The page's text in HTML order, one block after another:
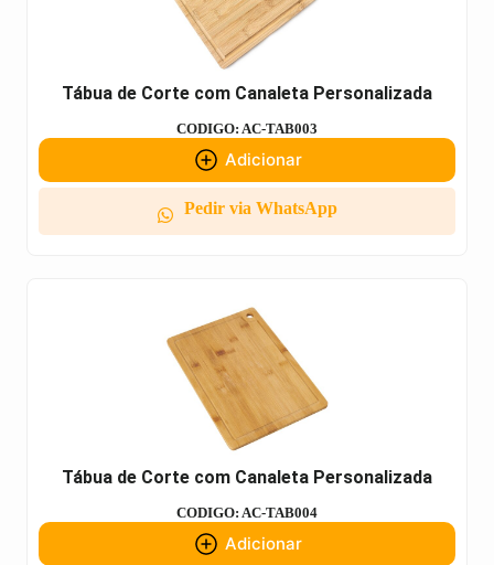
Tábua de Corte com Canaleta Personalizada
CODIGO: AC-TAB003
Adicionar
Pedir via WhatsApp
Tábua de Corte com Canaleta Personalizada
CODIGO: AC-TAB004
Adicionar